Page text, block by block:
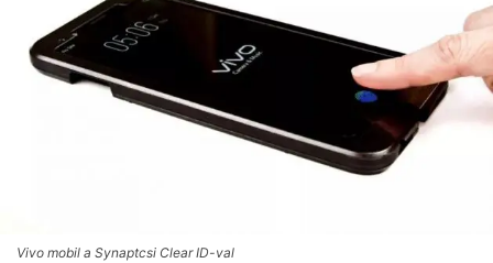
Vivo mobil a Synaptcsi Clear ID-val